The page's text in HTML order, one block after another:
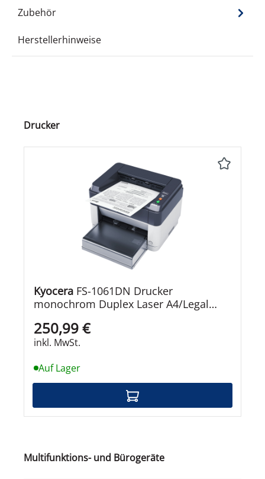
Zubehör
Herstellerhinweise
Produktgalerie überspringen
Drucker
Kyocera
monochrom Duplex Laser A4/Legal
250,99 €
inkl. MwSt.
Auf Lager
Produktgalerie überspringen
Multifunktions- und Bürogeräte